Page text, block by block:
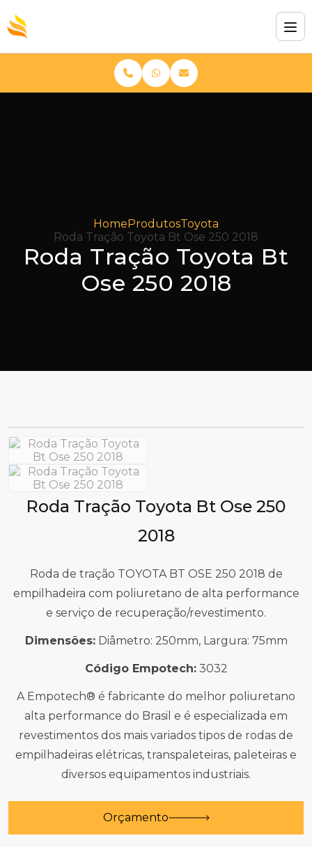
Home ProdutosToyota
Roda Tração Toyota Bt Ose 250 2018
Roda Tração Toyota Bt
Ose 250 2018
Roda Tração Toyota Bt Ose 250
2018
Roda de tração TOYOTA BT OSE 250 2018 de
empilhadeira com poliuretano de alta performance
e serviço de recuperação/revestimento.
Dimensões:Diâmetro: 250mm, Largura: 75mm
Código Empotech:3032
A Empotech® é fabricante do melhor poliuretano
alta performance do Brasil e é especializada em
revestimentos dos mais variados tipos de rodas de
empilhadeiras elétricas, transpaleteiras, paleteiras e
diversos equipamentos industriais.
Orçamento